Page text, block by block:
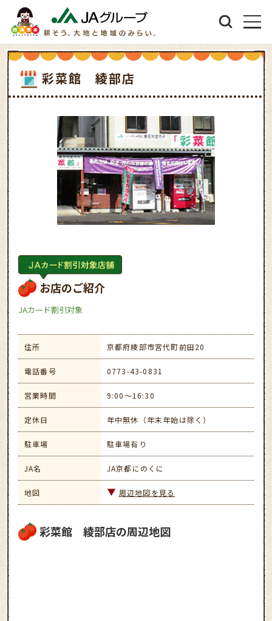
彩菜館 綾部店
お店のご紹介
JAカード割引対象
住所 京都府綾部市宮代町前田20
電話番号 0773-43-0831
営業時間 9:00～16:30
定休日 年中無休（年末年始は除く）
駐車場 駐車場有り
JA名 JA京都にのくに
地図 周辺地図を見る
彩菜館 綾部店の周辺地図